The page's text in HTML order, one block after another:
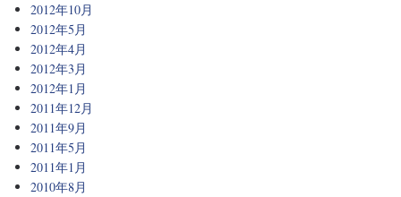
2012年10月
2012年5月
2012年4月
2012年3月
2012年1月
2011年12月
2011年9月
2011年5月
2011年1月
2010年8月